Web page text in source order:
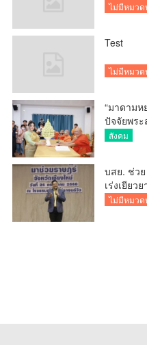
ไม่มีหมวด
Test
ไม่มีหมวด
“มาดามห
ปัจจัยพร
ทำบัญชีร
สังคม
บสย. ช่ว
เร่งเยียว
ค่าธรรมเ
ไม่มีหมวด